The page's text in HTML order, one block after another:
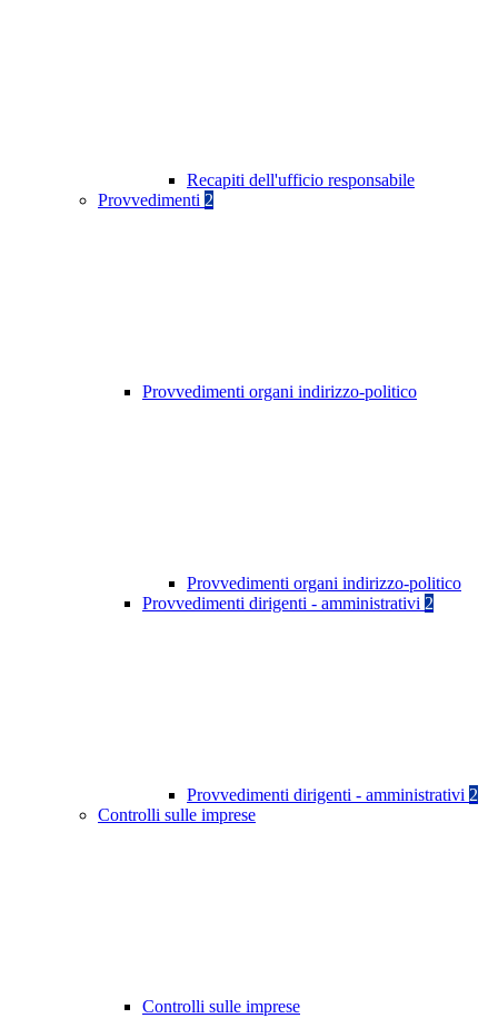
Recapiti dell'ufficio responsabile
Provvedimenti 2
Provvedimenti organi indirizzo-politico
Provvedimenti organi indirizzo-politico
Provvedimenti dirigenti - amministrativi 2
Provvedimenti dirigenti - amministrativi 2
Controlli sulle imprese
Controlli sulle imprese